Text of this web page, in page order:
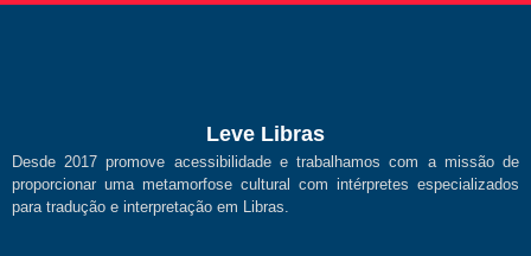
Leve Libras
Desde 2017 promove acessibilidade e trabalhamos com a missão de
proporcionar uma metamorfose cultural com intérpretes especializados
para tradução e interpretação em Libras.